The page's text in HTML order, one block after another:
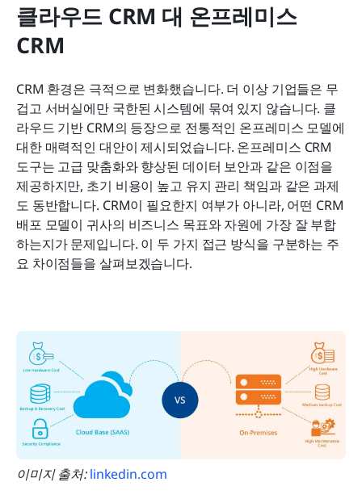
클라우드 CRM 대 온프레미스
CRM
CRM 환경은 극적으로 변화했습니다. 더 이상 기업들은 무
겁고 서버실에만 국한된 시스템에 묶여 있지 않습니다. 클
라우드 기반 CRM의 등장으로 전통적인 온프레미스 모델에
대한 매력적인 대안이 제시되었습니다. 온프레미스 CRM
도구는 고급 맞춤화와 향상된 데이터 보안과 같은 이점을
제공하지만, 초기 비용이 높고 유지 관리 책임과 같은 과제
도 동반합니다. CRM이 필요한지 여부가 아니라, 어떤 CRM
배포 모델이 귀사의 비즈니스 목표와 자원에 가장 잘 부합
하는지가 문제입니다. 이 두 가지 접근 방식을 구분하는 주
요 차이점들을 살펴보겠습니다.
이미지 출처: linkedin.com